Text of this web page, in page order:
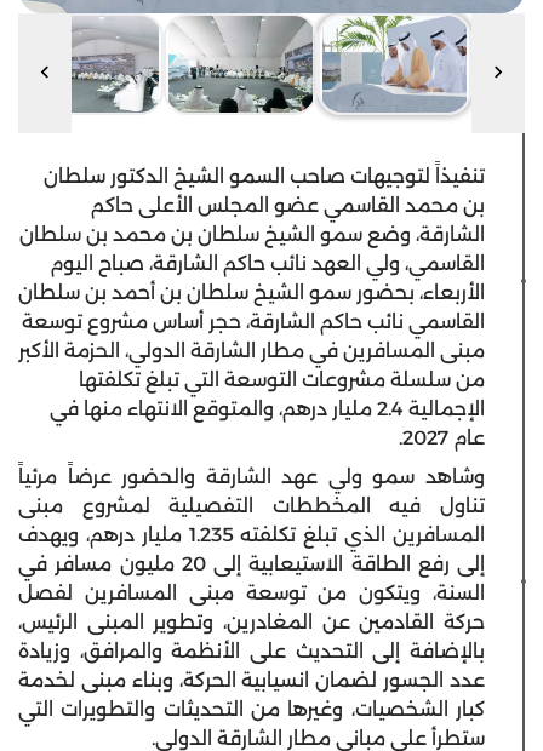
تنفيذاً لتوجيهات صاحب السمو الشيخ الدكتور سلطان
بن محمد القاسمي عضو المجلس الأعلى حاكم
الشارقة، وضع سمو الشيخ سلطان بن محمد بن سلطان
القاسمي، ولي العهد نائب حاكم الشارقة، صباح اليوم
الأربعاء، بحضور سمو الشيخ سلطان بن أحمد بن سلطان
القاسمي نائب حاكم الشارقة، حجر أساس مشروع توسعة
مبنى المسافرين في مطار الشارقة الدولي، الحزمة الأكبر
من سلسلة مشروعات التوسعة التي تبلغ تكلفتها
الإجمالية 2.4 مليار درهم، والمتوقع الانتهاء منها في
عام 2027.
وشاهد سمو ولي عهد الشارقة والحضور عرضاً مرئياً
تناول فيه المخططات التفصيلية لمشروع مبنى
المسافرين الذي تبلغ تكلفته 1.235 مليار درهم، ويهدف
إلى رفع الطاقة الاستيعابية إلى 20 مليون مسافر في
السنة، ويتكون من توسعة مبنى المسافرين لفصل
حركة القادمين عن المغادرين، وتطوير المبنى الرئيس،
بالإضافة إلى التحديث على الأنظمة والمرافق، وزيادة
عدد الجسور لضمان انسيابية الحركة، وبناء مبنى لخدمة
كبار الشخصيات، وغيرها من التحديثات والتطويرات التي
ستطرأ على مباني مطار الشارقة الدولي.